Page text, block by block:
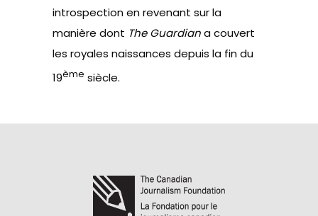
introspection en revenant surla
manière dont The Guardiana couvert
les royales naissances depuis la fin du
19ème siècle.